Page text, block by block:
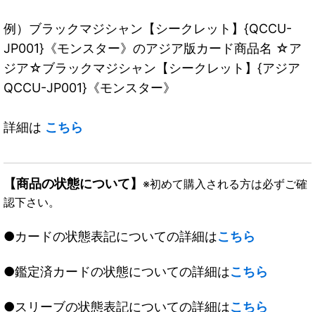
例）ブラックマジシャン【シークレット】{QCCU-
JP001}《モンスター》のアジア版カード商品名 ☆ア
ジア☆ブラックマジシャン【シークレット】{アジア
QCCU-JP001}《モンスター》
詳細は こちら
【商品の状態について】 ※初めて購入される方は必ずご確
認下さい。
●カードの状態表記についての詳細はこちら
●鑑定済カードの状態についての詳細はこちら
●スリーブの状態表記についての詳細はこちら